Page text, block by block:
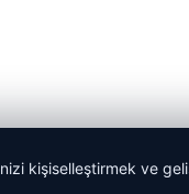
kişiselleştirmek ve